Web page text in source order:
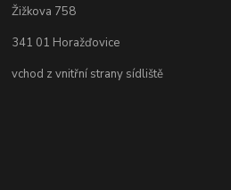
Žižkova 758
341 01 Horažďovice
vchod z vnitřní strany sídliště